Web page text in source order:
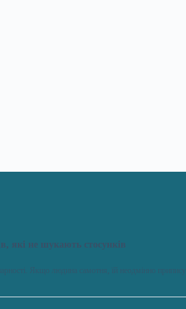
які не шукають стосунків